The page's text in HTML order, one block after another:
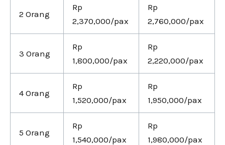
2 Orang
Rp
2,370,000/pax
Rp
2,760,000/pax
3 Orang
Rp
1,800,000/pax
Rp
2,220,000/pax
4 Orang
Rp
1,520,000/pax
Rp
1,950,000/pax
5 Orang
Rp
1,540,000/pax
Rp
1,980,000/pax